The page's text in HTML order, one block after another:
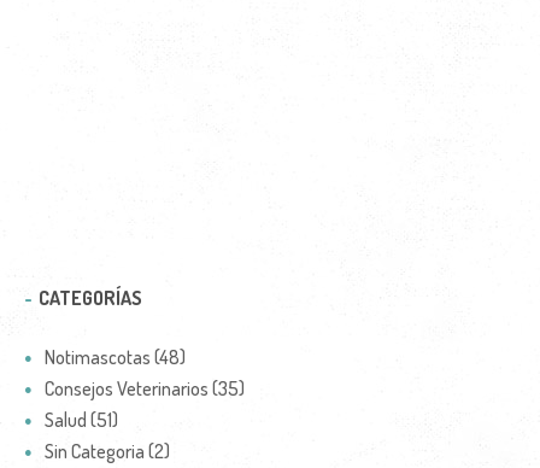
CATEGORÍAS
Notimascotas (48)
Consejos Veterinarios (35)
Salud (51)
Sin Categoria (2)